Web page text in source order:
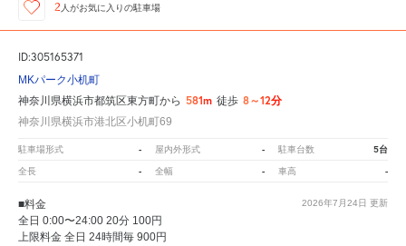
2 人がお気に入りの駐車場
ID:305165371
MKパーク小机町
神奈川県横浜市都筑区東方町から 581m 徒歩 8～12分
神奈川県横浜市港北区小机町69
駐車場形式 - 屋内外形式 - 駐車台数 5台
全長 - 全幅 - 車高 -
2026年7月24日 更新
■料金
全日 0:00〜24:00 20分 100円
上限料金 全日 24時間毎 900円